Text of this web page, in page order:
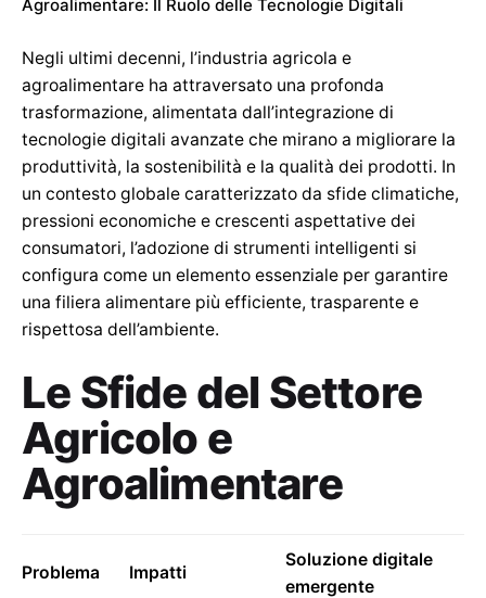
Agroalimentare: Il Ruolo delle Tecnologie Digitali
Negli ultimi decenni, l’industria agricola e
agroalimentare ha attraversato una profonda
trasformazione, alimentata dall’integrazione di
tecnologie digitali avanzate che mirano a migliorare la
produttività, la sostenibilità e la qualità dei prodotti. In
un contesto globale caratterizzato da sfide climatiche,
pressioni economiche e crescenti aspettative dei
consumatori, l’adozione di strumenti intelligenti si
configura come un elemento essenziale per garantire
una filiera alimentare più efficiente, trasparente e
rispettosa dell’ambiente.
Le Sfide del Settore
Agricolo e
Agroalimentare
Problema Impatti
Soluzione digitale
emergente